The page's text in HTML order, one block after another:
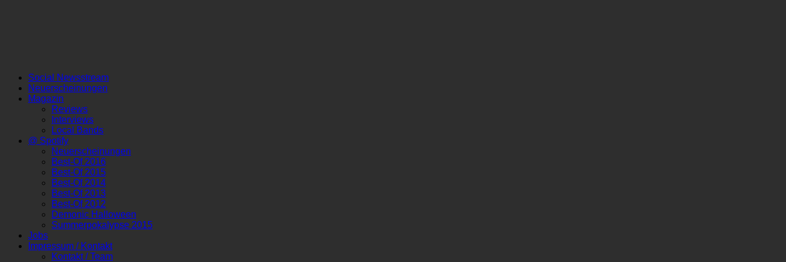
Social Newsstream
Neuerscheinungen
Magazin
Reviews
Interviews
Local Bands
@ Spotify
Neuerscheinungen
Best-Of 2016
Best-Of 2015
Best-Of 2014
Best-Of 2013
Best-Of 2012
Demonic Halloween
Summerpokalypse 2015
Jobs
Impressum / Kontakt
Kontakt / Team